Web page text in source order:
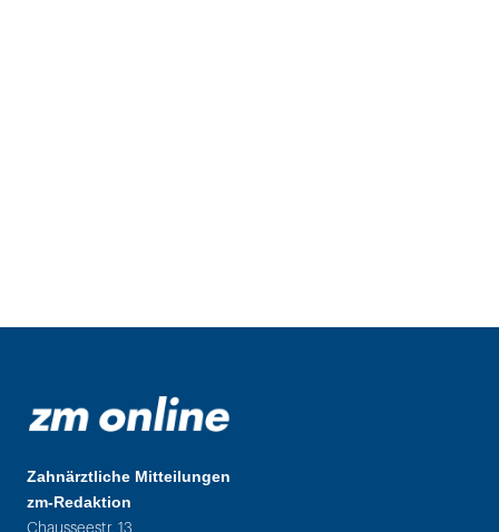
Zahnärztliche Mitteilungen
zm-Redaktion
Chausseestr. 13